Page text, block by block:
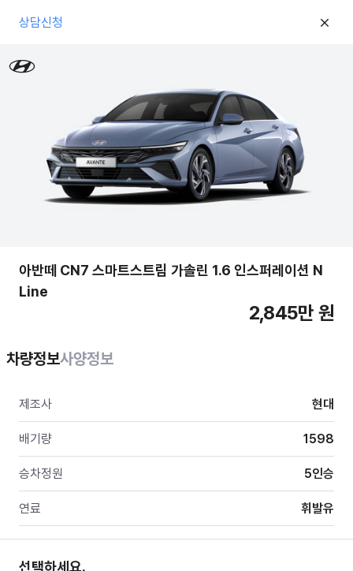
상담신청
아반떼 CN7 스마트스트림 가솔린 1.6 인스퍼레이션 N
Line
2,845만 원
차량정보사양정보
제조사 현대
배기량 1598
승차정원 5인승
연료 휘발유
선택하세요.